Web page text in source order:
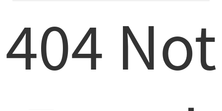
404 Not